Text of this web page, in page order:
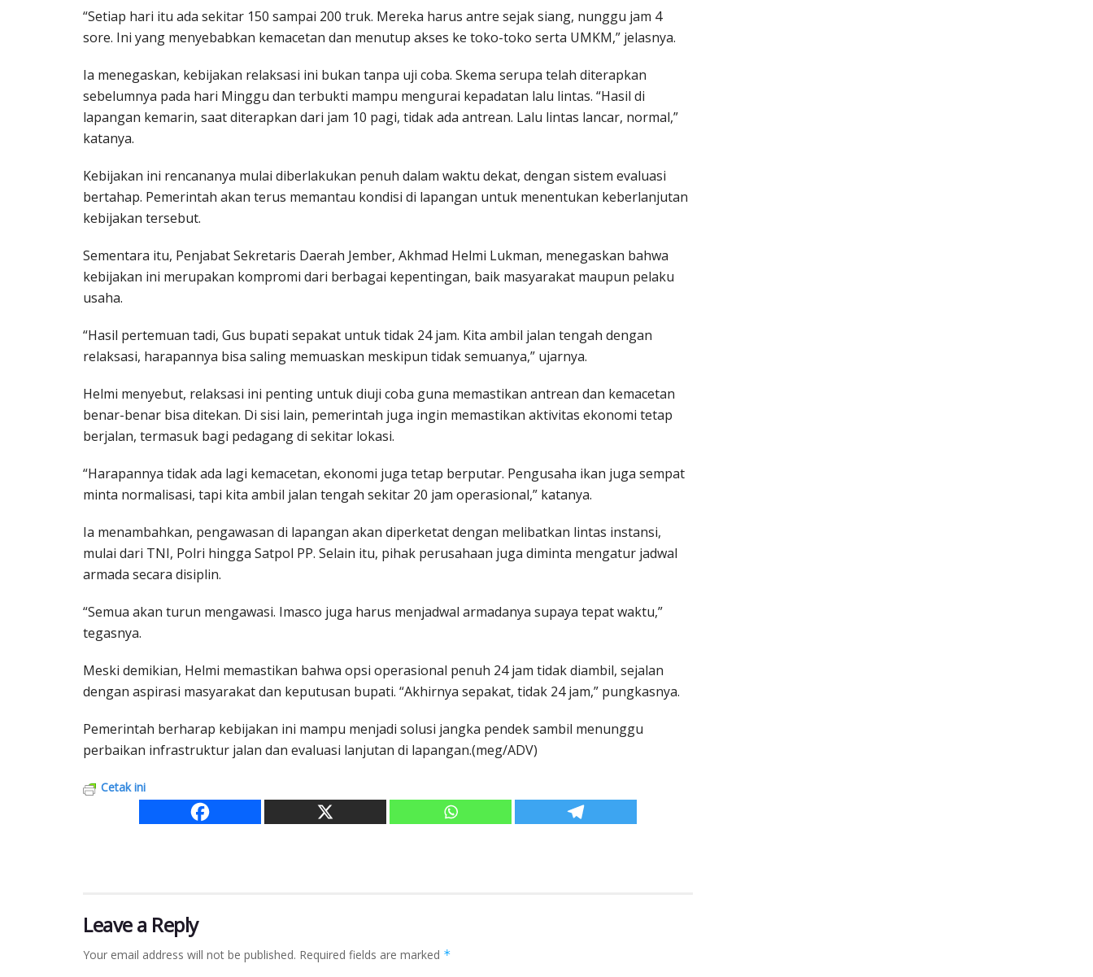
“Setiap hari itu ada sekitar 150 sampai 200 truk. Mereka harus antre sejak siang, nunggu jam 4
sore. Ini yang menyebabkan kemacetan dan menutup akses ke toko-toko serta UMKM,” jelasnya.
Ia menegaskan, kebijakan relaksasi ini bukan tanpa uji coba. Skema serupa telah diterapkan
sebelumnya pada hari Minggu dan terbukti mampu mengurai kepadatan lalu lintas. “Hasil di
lapangan kemarin, saat diterapkan dari jam 10 pagi, tidak ada antrean. Lalu lintas lancar, normal,”
katanya.
Kebijakan ini rencananya mulai diberlakukan penuh dalam waktu dekat, dengan sistem evaluasi
bertahap. Pemerintah akan terus memantau kondisi di lapangan untuk menentukan keberlanjutan
kebijakan tersebut.
Sementara itu, Penjabat Sekretaris Daerah Jember, Akhmad Helmi Lukman, menegaskan bahwa
kebijakan ini merupakan kompromi dari berbagai kepentingan, baik masyarakat maupun pelaku
usaha.
“Hasil pertemuan tadi, Gus bupati sepakat untuk tidak 24 jam. Kita ambil jalan tengah dengan
relaksasi, harapannya bisa saling memuaskan meskipun tidak semuanya,” ujarnya.
Helmi menyebut, relaksasi ini penting untuk diuji coba guna memastikan antrean dan kemacetan
benar-benar bisa ditekan. Di sisi lain, pemerintah juga ingin memastikan aktivitas ekonomi tetap
berjalan, termasuk bagi pedagang di sekitar lokasi.
“Harapannya tidak ada lagi kemacetan, ekonomi juga tetap berputar. Pengusaha ikan juga sempat
minta normalisasi, tapi kita ambil jalan tengah sekitar 20 jam operasional,” katanya.
Ia menambahkan, pengawasan di lapangan akan diperketat dengan melibatkan lintas instansi,
mulai dari TNI, Polri hingga Satpol PP. Selain itu, pihak perusahaan juga diminta mengatur jadwal
armada secara disiplin.
“Semua akan turun mengawasi. Imasco juga harus menjadwal armadanya supaya tepat waktu,”
tegasnya.
Meski demikian, Helmi memastikan bahwa opsi operasional penuh 24 jam tidak diambil, sejalan
dengan aspirasi masyarakat dan keputusan bupati. “Akhirnya sepakat, tidak 24 jam,” pungkasnya.
Pemerintah berharap kebijakan ini mampu menjadi solusi jangka pendek sambil menunggu
perbaikan infrastruktur jalan dan evaluasi lanjutan di lapangan.(meg/ADV)
Cetak ini
Leave a Reply
Your email address will not be published. Required fields are marked *